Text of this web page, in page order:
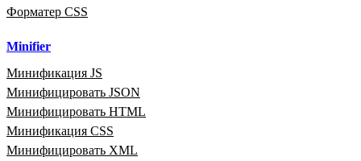
Форматер CSS
Minifier
Минификация JS
Минифицировать JSON
Минифицировать HTML
Минификация CSS
Минифицировать XML